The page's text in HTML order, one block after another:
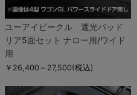
ユーアイビークル 遮光パッド
リア5面セット ナロー用/ワイド
用
￥26,400～27,500(税込)